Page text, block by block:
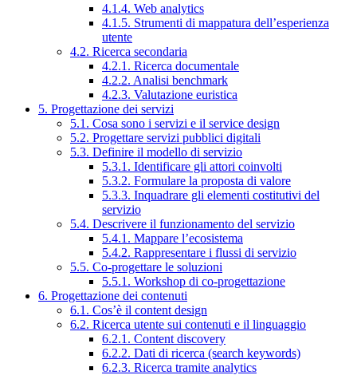
4.1.4. Web analytics
4.1.5. Strumenti di mappatura dell’esperienza
utente
4.2. Ricerca secondaria
4.2.1. Ricerca documentale
4.2.2. Analisi benchmark
4.2.3. Valutazione euristica
5. Progettazione dei servizi
5.1. Cosa sono i servizi e il service design
5.2. Progettare servizi pubblici digitali
5.3. Definire il modello di servizio
5.3.1. Identificare gli attori coinvolti
5.3.2. Formulare la proposta di valore
5.3.3. Inquadrare gli elementi costitutivi del
servizio
5.4. Descrivere il funzionamento del servizio
5.4.1. Mappare l’ecosistema
5.4.2. Rappresentare i flussi di servizio
5.5. Co-progettare le soluzioni
5.5.1. Workshop di co-progettazione
6. Progettazione dei contenuti
6.1. Cos’è il content design
6.2. Ricerca utente sui contenuti e il linguaggio
6.2.1. Content discovery
6.2.2. Dati di ricerca (search keywords)
6.2.3. Ricerca tramite analytics